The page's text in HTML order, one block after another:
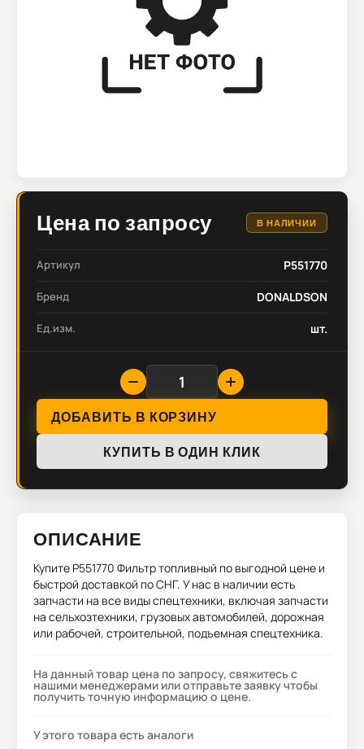
Цена по запросу В НАЛИЧИИ
Артикул P551770
Бренд DONALDSON
Ед.изм. шт.
ДОБАВИТЬ В КОРЗИНУ
КУПИТЬ В ОДИН КЛИК
ОПИСАНИЕ
Купите P551770 Фильтр топливный по выгодной цене и
быстрой доставкой по СНГ. У нас в наличии есть
запчасти на все виды спецтехники, включая запчасти
на сельхозтехники, грузовых автомобилей, дорожная
или рабочей, строительной, подъемная спецтехника.
На данный товар цена по запросу, свяжитесь с
нашими менеджерами или отправьте заявку чтобы
получить точную информацию о цене.
У этого товара есть аналоги